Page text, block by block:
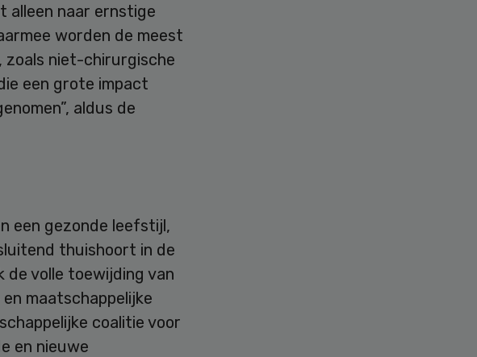
alleen naar ernstige
worden de meest
zoals niet-chirurgische
een grote impact
aldus de
een gezonde leefstijl,
thuishoort in de
de volle toewijding van
maatschappelijke
coalitie voor
en nieuwe